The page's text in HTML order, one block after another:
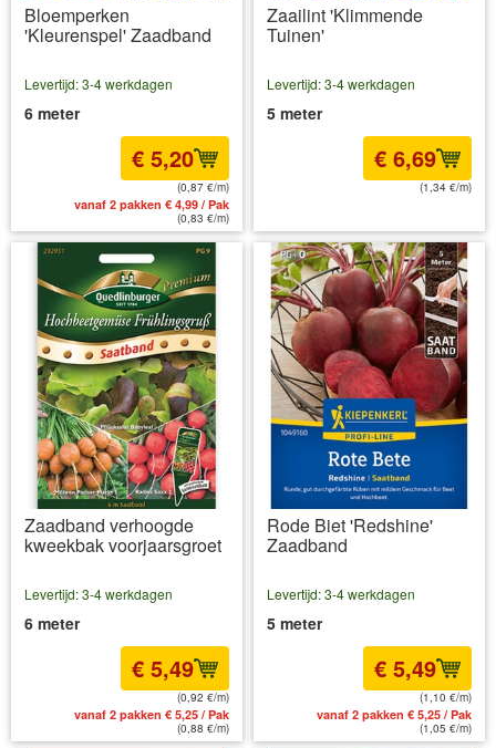
Bloemperken
'Kleurenspel' Zaadband
Levertijd: 3-4 werkdagen
6 meter
€ 5,20
(0,87 €/m)
vanaf 2 pakken € 4,99 / Pak
(0,83 €/m)
Zaailint 'Klimmende
Tuinen'
Levertijd: 3-4 werkdagen
5 meter
€ 6,69
(1,34 €/m)
Zaadband verhoogde
kweekbak voorjaarsgroet
Levertijd: 3-4 werkdagen
6 meter
€ 5,49
(0,92 €/m)
vanaf 2 pakken € 5,25 / Pak
(0,88 €/m)
Rode Biet 'Redshine'
Zaadband
Levertijd: 3-4 werkdagen
5 meter
€ 5,49
(1,10 €/m)
vanaf 2 pakken € 5,25 / Pak
(1,05 €/m)